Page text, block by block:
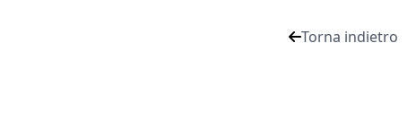
Torna indietro